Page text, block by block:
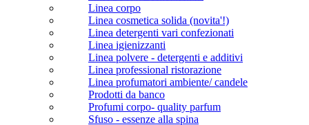
Linea corpo
Linea cosmetica solida (novita'!)
Linea detergenti vari confezionati
Linea igienizzanti
Linea polvere - detergenti e additivi
Linea professional ristorazione
Linea profumatori ambiente/ candele
Prodotti da banco
Profumi corpo- quality parfum
Sfuso - essenze alla spina